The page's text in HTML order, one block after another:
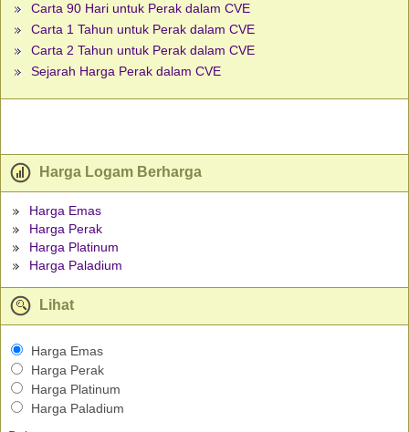
Carta 90 Hari untuk Perak dalam CVE
Carta 1 Tahun untuk Perak dalam CVE
Carta 2 Tahun untuk Perak dalam CVE
Sejarah Harga Perak dalam CVE
Harga Logam Berharga
Harga Emas
Harga Perak
Harga Platinum
Harga Paladium
Lihat
Harga Emas
Harga Perak
Harga Platinum
Harga Paladium